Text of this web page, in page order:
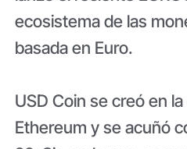
ecosistema de las
basada en Euro.
USD Coin se creó en
Ethereum y se acuñó